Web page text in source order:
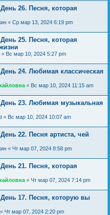
26. Песня, которая
« Ср мар 13, 2024 6:19 pm
25. Песня, которая
« Вс мар 10, 2024 5:27 pm
24. Любимая классическая
« Вс мар 10, 2024 11:15 am
23. Любимая музыкальная
« Вс мар 10, 2024 10:07 am
22. Песня артиста, чей
« Чт мар 07, 2024 8:58 pm
21. Песня, которая
« Чт мар 07, 2024 7:14 pm
17. Песня, которую вы
« Чт мар 07, 2024 2:20 pm